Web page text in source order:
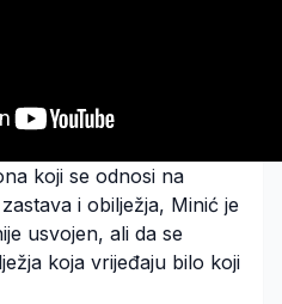
koji se odnosi na
i obilježja, Minić je
usvojen, ali da se
koja vrijeđaju bilo koji